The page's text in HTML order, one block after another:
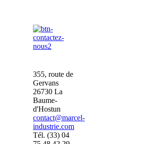
355, route de
Gervans
26730 La
Baume-
d'Hostun
contact@marcel-
industrie.com
Tél. (33) 04